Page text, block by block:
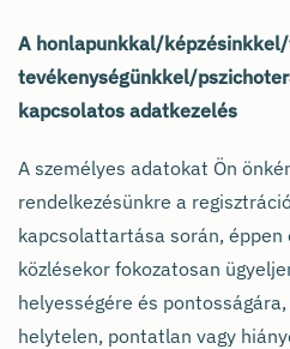
A honlapunkkal/
tevékenységünkkel/
kapcsolatos adatkezelés
A személyes adatokat Ön
rendelkezésünkre a
kapcsolattartása során, éppen
közlésekor fokozatosan
helyességére és
helytelen, pontatlan vagy